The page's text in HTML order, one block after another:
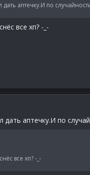
дать аптечку.И по
все хп? -_-
дать аптечку.И по
все хп? -_-